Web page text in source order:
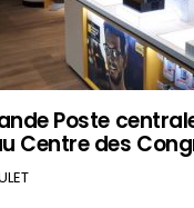
Poste
Centre des